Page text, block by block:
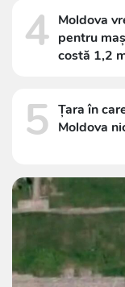
4 Moldova
pentru
costă 1,2
5 Țara în
Moldova